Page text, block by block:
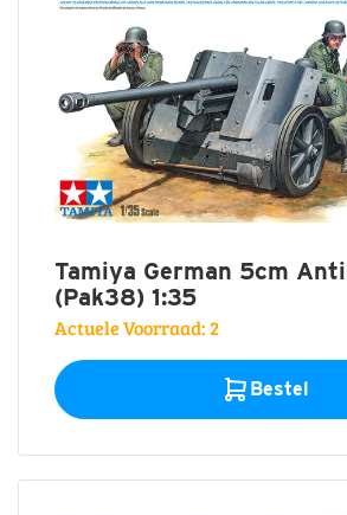
Tamiya German 5cm
(Pak38) 1:35
Actuele Voorraad: 2
Bestel